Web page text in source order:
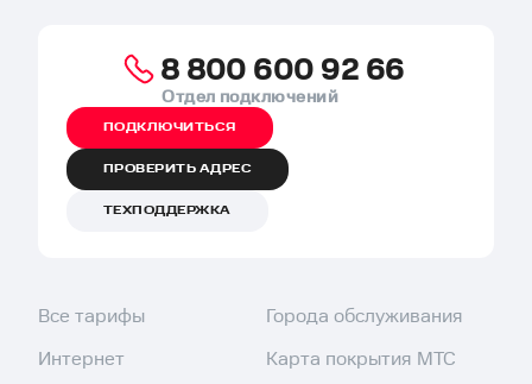
8 800 600 92 66
Отдел подключений
ПОДКЛЮЧИТЬСЯ
ПРОВЕРИТЬ АДРЕС
ТЕХПОДДЕРЖКА
Все тарифы
Интернет
Города обслуживания
Карта покрытия МТС